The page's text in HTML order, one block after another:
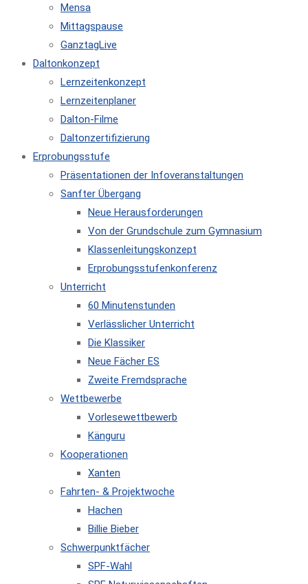
Mensa
Mittagspause
GanztagLive
Daltonkonzept
Lernzeitenkonzept
Lernzeitenplaner
Dalton-Filme
Daltonzertifizierung
Erprobungsstufe
Präsentationen der Infoveranstaltungen
Sanfter Übergang
Neue Herausforderungen
Von der Grundschule zum Gymnasium
Klassenleitungskonzept
Erprobungsstufenkonferenz
Unterricht
60 Minutenstunden
Verlässlicher Unterricht
Die Klassiker
Neue Fächer ES
Zweite Fremdsprache
Wettbewerbe
Vorlesewettbewerb
Känguru
Kooperationen
Xanten
Fahrten- & Projektwoche
Hachen
Billie Bieber
Schwerpunktfächer
SPF-Wahl